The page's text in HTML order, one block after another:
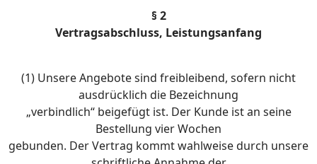
§ 2
Vertragsabschluss, Leistungsanfang
(1) Unsere Angebote sind freibleibend, sofern nicht
ausdrücklich die Bezeichnung
„verbindlich“ beigefügt ist. Der Kunde ist an seine
Bestellung vier Wochen
gebunden. Der Vertrag kommt wahlweise durch unsere